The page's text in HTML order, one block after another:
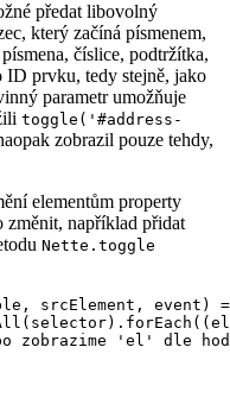
předat libovolný
který začíná písmenem,
číslice, podtržítka,
ID prvku, tedy stejně, jako
parametr umožňuje
toggle('#address-
zobrazil pouze tehdy,
elementům property
změnit, například přidat
Nette.toggle
srcElement, event)